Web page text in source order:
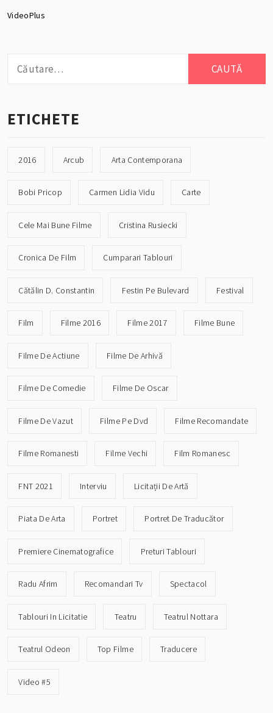
VideoPlus
după:
ETICHETE
2016 Arcub Arta Contemporana
Bobi Pricop Carmen Lidia Vidu Carte
Cele Mai Bune Filme Cristina Rusiecki
Cronica De Film Cumparari Tablouri
Cătălin D. Constantin Festin Pe Bulevard Festival
Film Filme 2016 Filme 2017 Filme Bune
Filme De Actiune Filme De Arhivă
Filme De Comedie Filme De Oscar
Filme De Vazut Filme Pe Dvd Filme Recomandate
Filme Romanesti Filme Vechi Film Romanesc
FNT 2021 Interviu Licitații De Artă
Piata De Arta Portret Portret De Traducător
Premiere Cinematografice Preturi Tablouri
Radu Afrim Recomandari Tv Spectacol
Tablouri In Licitatie Teatru Teatrul Nottara
Teatrul Odeon Top Filme Traducere
Video #5